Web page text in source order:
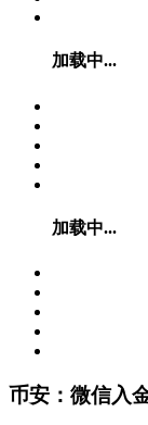
加载中...
加载中...
币安：微信入